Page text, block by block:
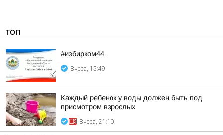
ТОП
#избирком44
Вчера, 15:49
Каждый ребенок у воды должен быть под
присмотром взрослых
Вчера, 21:10